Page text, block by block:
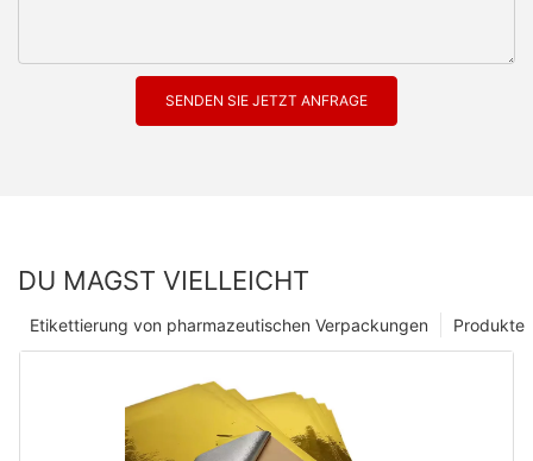
SENDEN SIE JETZT ANFRAGE
DU MAGST VIELLEICHT
Produkte
Etikettierung von pharmazeutischen Verpackungen